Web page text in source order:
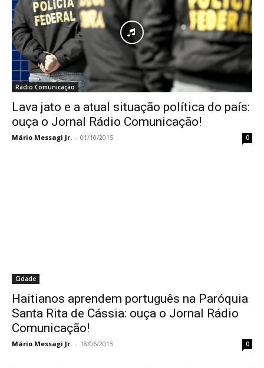
Rádio Comunicação
Lava jato e a atual situação política do país:
ouça o Jornal Rádio Comunicação!
Mário Messagi Jr. - 01/10/2015 0
Cidade
Haitianos aprendem português na Paróquia
Santa Rita de Cássia: ouça o Jornal Rádio
Comunicação!
Mário Messagi Jr. - 18/06/2015 0